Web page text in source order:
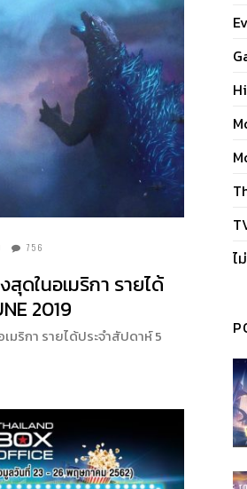
756
ดในอเมริกา รายได้
2019
มริกา รายได้ประจำสัปดาห์ 5
ไ